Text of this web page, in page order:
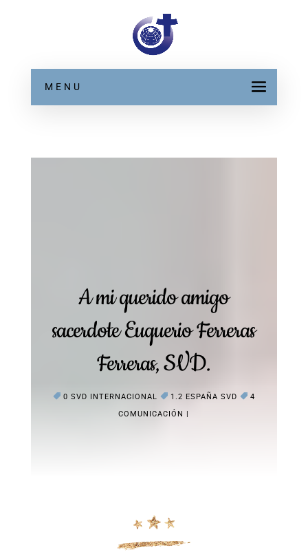
MENU
A mi querido amigo
sacerdote Euquerio Ferreras
Ferreras, SVD.
0 SVD INTERNACIONAL 1.2 ESPAÑA SVD
4
COMUNICACIÓN